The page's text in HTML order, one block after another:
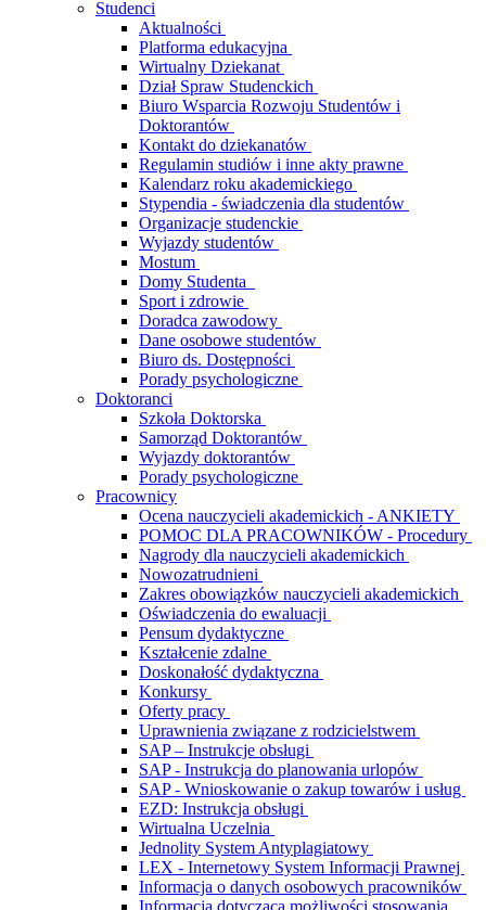
Studenci
Aktualności
Platforma edukacyjna
Wirtualny Dziekanat
Dział Spraw Studenckich
Biuro Wsparcia Rozwoju Studentów i
Doktorantów
Kontakt do dziekanatów
Regulamin studiów i inne akty prawne
Kalendarz roku akademickiego
Stypendia - świadczenia dla studentów
Organizacje studenckie
Wyjazdy studentów
Mostum
Domy Studenta
Sport i zdrowie
Doradca zawodowy
Dane osobowe studentów
Biuro ds. Dostępności
Porady psychologiczne
Doktoranci
Szkoła Doktorska
Samorząd Doktorantów
Wyjazdy doktorantów
Porady psychologiczne
Pracownicy
Ocena nauczycieli akademickich - ANKIETY
POMOC DLA PRACOWNIKÓW - Procedury
Nagrody dla nauczycieli akademickich
Nowozatrudnieni
Zakres obowiązków nauczycieli akademickich
Oświadczenia do ewaluacji
Pensum dydaktyczne
Kształcenie zdalne
Doskonałość dydaktyczna
Konkursy
Oferty pracy
Uprawnienia związane z rodzicielstwem
SAP – Instrukcje obsługi
SAP - Instrukcja do planowania urlopów
SAP - Wnioskowanie o zakup towarów i usług
EZD: Instrukcja obsługi
Wirtualna Uczelnia
Jednolity System Antyplagiatowy
LEX - Internetowy System Informacji Prawnej
Informacja o danych osobowych pracowników
Informacja dotycząca możliwości stosowania